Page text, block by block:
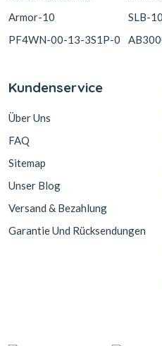
Armor-10
PF4WN-00-13-3S1P-0
SLB-
Kundenservice
Über Uns
FAQ
Sitemap
Unser Blog
Versand & Bezahlung
Garantie Und Rücksendungen